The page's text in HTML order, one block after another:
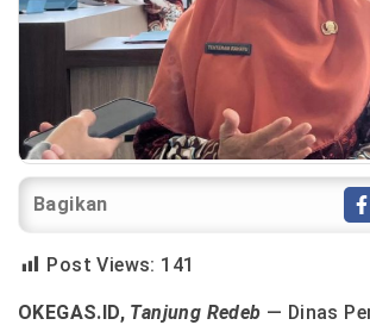
Bagikan
Post Views: 141
OKEGAS.ID, Tanjung Redeb — Dinas